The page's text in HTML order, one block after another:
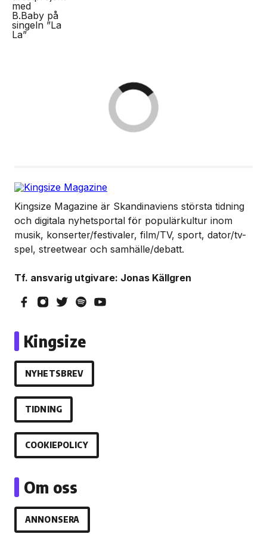
Kingsize Magazine är Skandinaviens största tidning
och digitala nyhetsportal för populärkultur inom
musik, konserter/festivaler, film/TV, sport, dator/tv-
spel, streetwear och samhälle/debatt.
Tf. ansvarig utgivare: Jonas Källgren
Kingsize
NYHETSBREV
TIDNING
COOKIEPOLICY
Om oss
ANNONSERA